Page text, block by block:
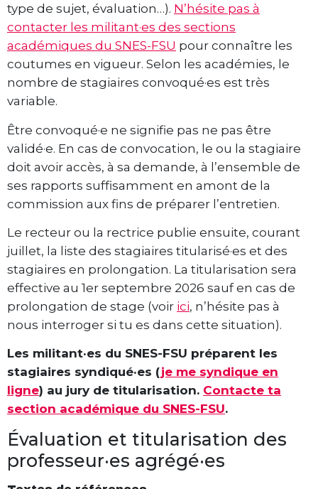
type de sujet, évaluation…). N’hésite pas à
contacter les militant·es des sections
académiques du SNES-FSU pour connaître les
coutumes en vigueur. Selon les académies, le
nombre de stagiaires convoqué·es est très
variable.
Être convoqué·e ne signifie pas ne pas être
validé·e. En cas de convocation, le ou la stagiaire
doit avoir accès, à sa demande, à l’ensemble de
ses rapports suffisamment en amont de la
commission aux fins de préparer l’entretien.
Le recteur ou la rectrice publie ensuite, courant
juillet, la liste des stagiaires titularisé·es et des
stagiaires en prolongation. La titularisation sera
effective au 1er septembre 2026 sauf en cas de
prolongation de stage (voir ici, n’hésite pas à
nous interroger si tu es dans cette situation).
Les militant·es du SNES-FSU préparent les
stagiaires syndiqué·es (je me syndique en
ligne) au jury de titularisation. Contacte ta
section académique du SNES-FSU.
Évaluation et titularisation des
professeur·es agrégé·es